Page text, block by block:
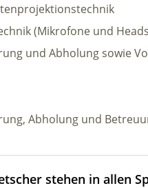
(Mikrofone und
und Abholung sowie
Abholung und
stehen in allen